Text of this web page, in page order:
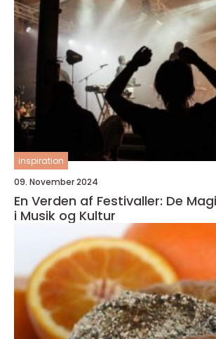
inspiration
09. November 2024
En Verden af Festivaller: De
i Musik og Kultur